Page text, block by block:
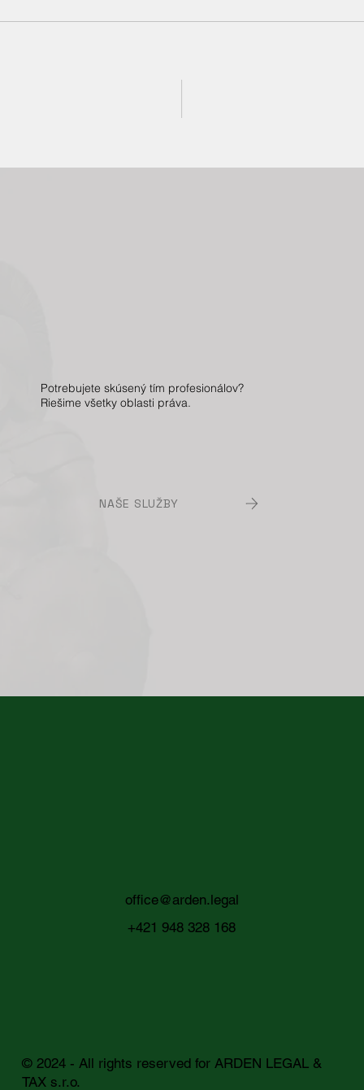
Potrebujete skúsený tím profesionálov?
Riešime všetky oblasti práva.
NAŠE SLUŽBY
office@arden.legal
+421 948 328 168
© 2024 - All rights reserved for ARDEN LEGAL &
TAX s.r.o.